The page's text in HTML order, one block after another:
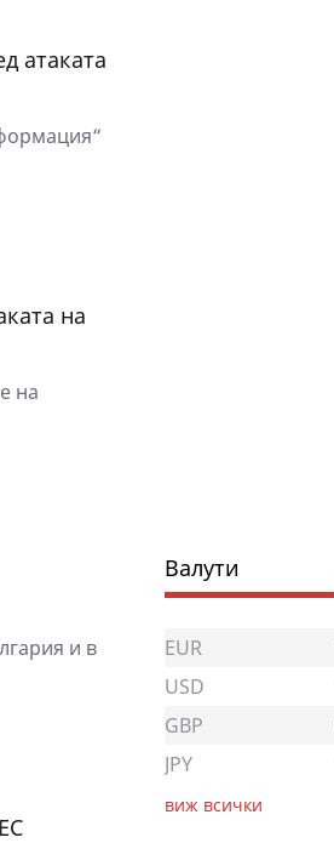
атаката
на
на
и в
Валути
EUR
USD
GBP
JPY
виж всички